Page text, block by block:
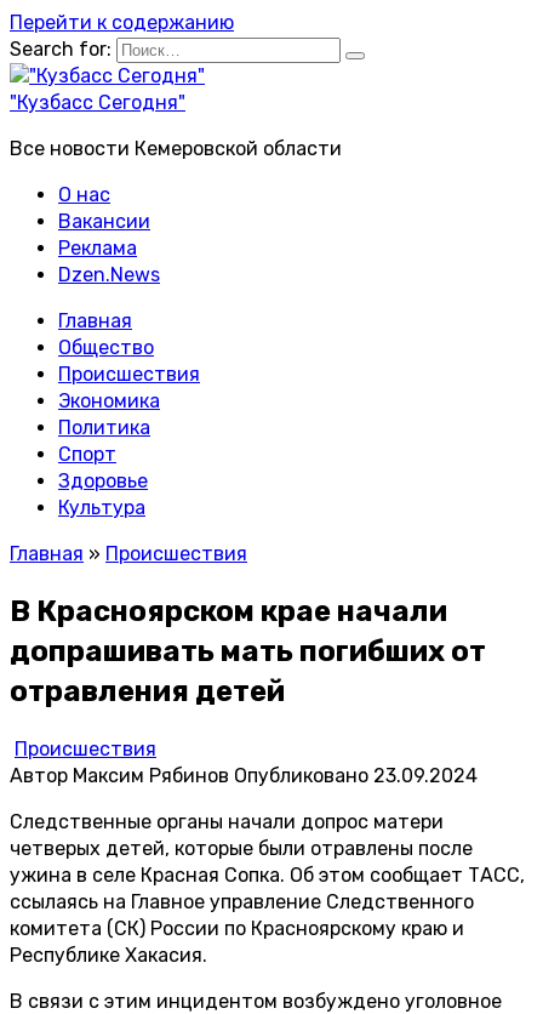
Перейти к содержанию
Search for:
"Кузбасс Сегодня"
Все новости Кемеровской области
О нас
Вакансии
Реклама
Dzen.News
Главная
Общество
Происшествия
Экономика
Политика
Спорт
Здоровье
Культура
Главная » Происшествия
В Красноярском крае начали
допрашивать мать погибших от
отравления детей
Происшествия
Автор Максим Рябинов Опубликовано 23.09.2024
Следственные органы начали допрос матери
четверых детей, которые были отравлены после
ужина в селе Красная Сопка. Об этом сообщает ТАСС,
ссылаясь на Главное управление Следственного
комитета (СК) России по Красноярскому краю и
Республике Хакасия.
В связи с этим инцидентом возбуждено уголовное